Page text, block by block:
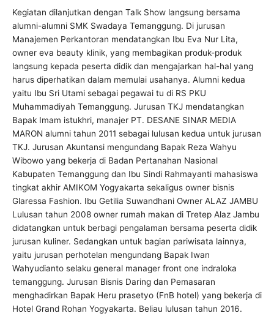
Kegiatan dilanjutkan dengan Talk Show langsung bersama
alumni-alumni SMK Swadaya Temanggung. Di jurusan
Manajemen Perkantoran mendatangkan Ibu Eva Nur Lita,
owner eva beauty klinik, yang membagikan produk-produk
langsung kepada peserta didik dan mengajarkan hal-hal yang
harus diperhatikan dalam memulai usahanya. Alumni kedua
yaitu Ibu Sri Utami sebagai pegawai tu di RS PKU
Muhammadiyah Temanggung. Jurusan TKJ mendatangkan
Bapak Imam istukhri, manajer PT. DESANE SINAR MEDIA
MARON alumni tahun 2011 sebagai lulusan kedua untuk jurusan
TKJ. Jurusan Akuntansi mengundang Bapak Reza Wahyu
Wibowo yang bekerja di Badan Pertanahan Nasional
Kabupaten Temanggung dan Ibu Sindi Rahmayanti mahasiswa
tingkat akhir AMIKOM Yogyakarta sekaligus owner bisnis
Glaressa Fashion. Ibu Getilia Suwandhani Owner ALAZ JAMBU
Lulusan tahun 2008 owner rumah makan di Tretep Alaz Jambu
didatangkan untuk berbagi pengalaman bersama peserta didik
jurusan kuliner. Sedangkan untuk bagian pariwisata lainnya,
yaitu jurusan perhotelan mengundang Bapak Iwan
Wahyudianto selaku general manager front one indraloka
temanggung. Jurusan Bisnis Daring dan Pemasaran
menghadirkan Bapak Heru prasetyo (FnB hotel) yang bekerja di
Hotel Grand Rohan Yogyakarta. Beliau lulusan tahun 2016.